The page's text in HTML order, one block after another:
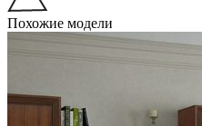
Похожие модели